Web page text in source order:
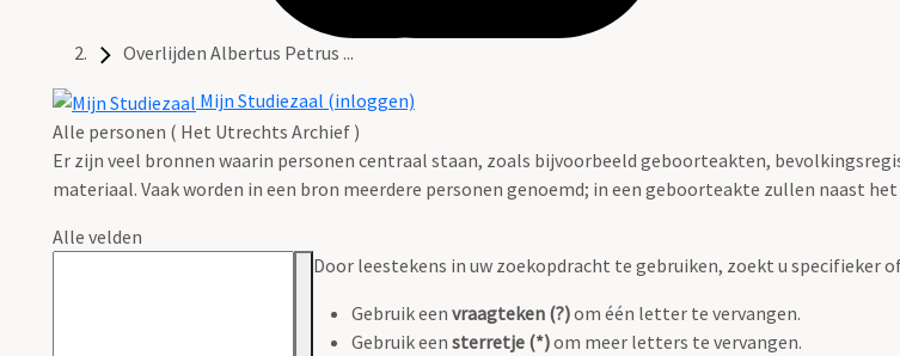
Overlijden Albertus Petrus ...
Mijn Studiezaal (inloggen)
Alle personen ( Het Utrechts Archief )
Er zijn veel bronnen waarin personen centraal staan, zoals bijvoorbeeld geboorteakten,
materiaal. Vaak worden in een bron meerdere personen genoemd; in een geboorteakte zullen naast
Alle velden
Door leestekens in uw zoekopdracht te gebruiken, zoekt u specifieker
Gebruik een vraagteken (?)om één letter te vervangen.
Gebruik een sterretje (*)om meer letters te vervangen.